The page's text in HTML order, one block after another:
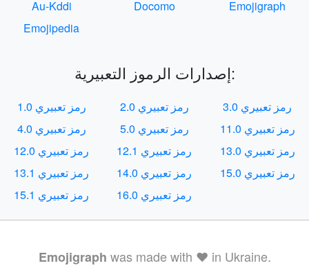
Au-Kddi
Docomo
Emojigraph
Emojipedia
إصدارات الرموز التعبيرية:
رمز تعبيري 1.0 رمز تعبيري 2.0
رمز تعبيري 3.0
رمز تعبيري 4.0
رمز تعبيري 5.0
رمز تعبيري 11.0
رمز تعبيري 12.0
رمز تعبيري 12.1
رمز تعبيري 13.0
رمز تعبيري 13.1
رمز تعبيري 14.0
رمز تعبيري 15.0
رمز تعبيري 15.1
رمز تعبيري 16.0
Emojigraph was made with ❤️ in Ukraine.